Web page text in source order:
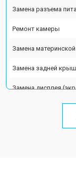
Замена разъема
Ремонт камеры
Замена
Замена задней
Замена дисплея
Замена кнопки